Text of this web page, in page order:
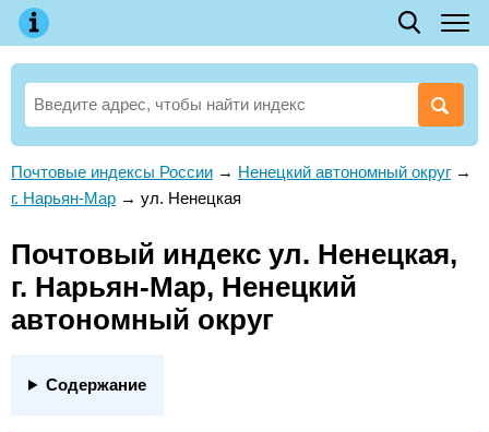
Почтовые индексы России → Ненецкий автономный округ →
г. Нарьян-Мар → ул. Ненецкая
Почтовый индекс ул. Ненецкая,
г. Нарьян-Мар, Ненецкий
автономный округ
Содержание